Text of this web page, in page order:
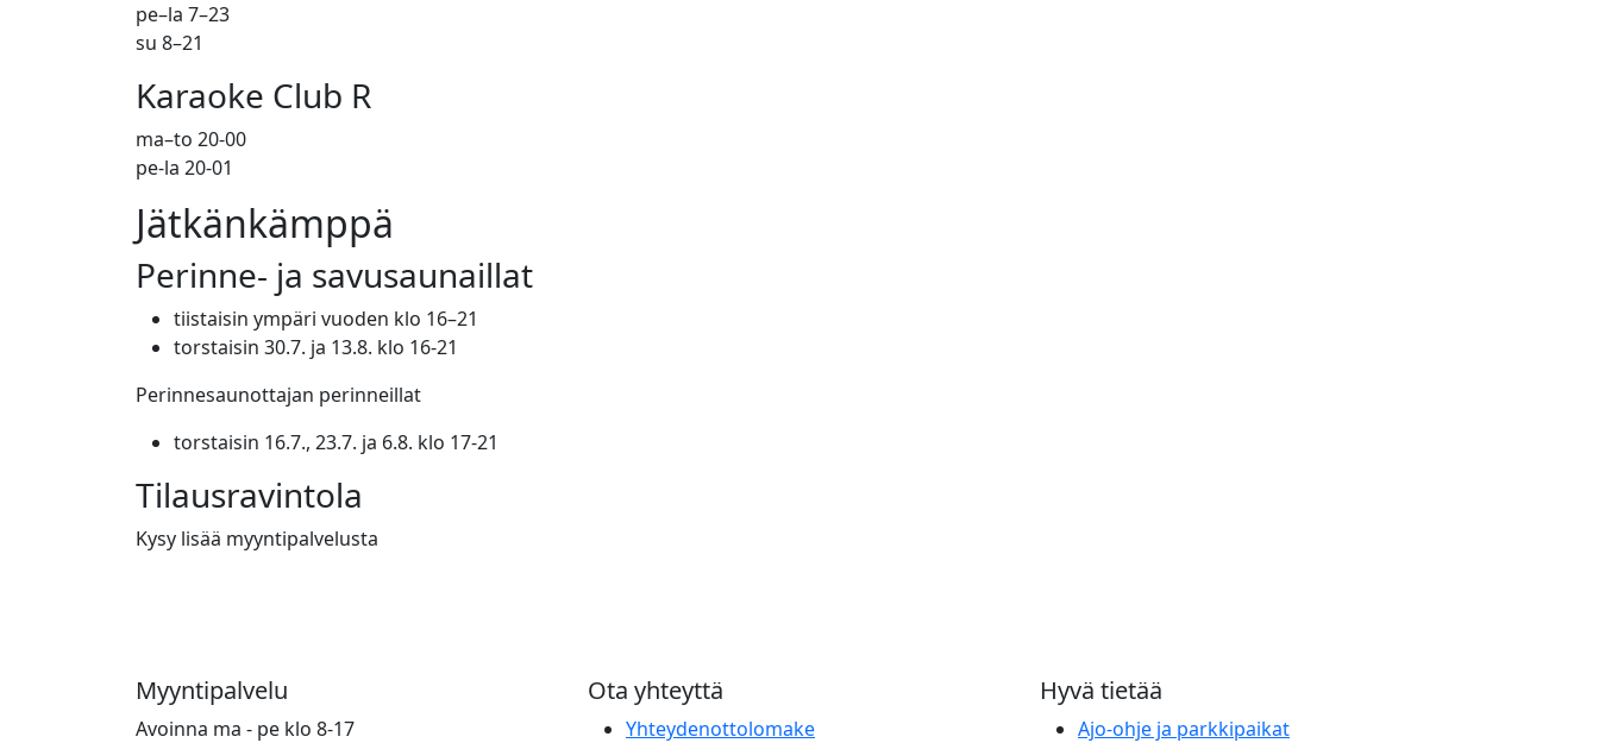
pe–la 7–23
su 8–21
Karaoke Club R
ma–to 20-00
pe-la 20-01
Jätkänkämppä
Perinne- ja savusaunaillat
tiistaisin ympäri vuoden klo 16–21
torstaisin 30.7. ja 13.8. klo 16-21
Perinnesaunottajan perinneillat
torstaisin 16.7., 23.7. ja 6.8. klo 17-21
Tilausravintola
Kysy lisää myyntipalvelusta
Myyntipalvelu
Avoinna ma - pe klo 8-17
Ota yhteyttä
Yhteydenottolomake
Hyvä tietää
Ajo-ohje ja parkkipaikat